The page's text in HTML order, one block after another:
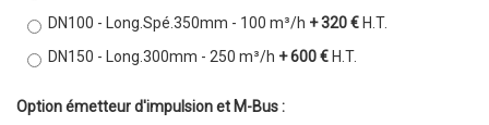
DN100 - Long.Spé.350mm - 100 m³/h + 320 € H.T.
DN150 - Long.300mm - 250 m³/h + 600 € H.T.
Option émetteur d'impulsion et M-Bus :